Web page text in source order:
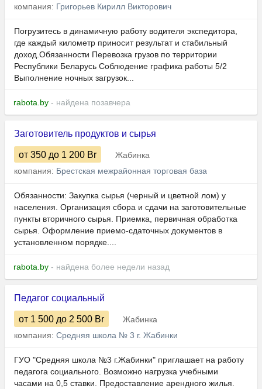
компания: Григорьев Кирилл Викторович
Погрузитесь в динамичную работу водителя экспедитора,
где каждый километр приносит результат и стабильный
доход.Обязанности Перевозка грузов по территории
Республики Беларусь Соблюдение графика работы 5/2
Выполнение ночных загрузок...
rabota.by - найдена позавчера
Заготовитель продуктов и сырья
от 350 до 1 200 Br
Жабинка
компания: Брестская межрайонная торговая база
Обязанности: Закупка сырья (черный и цветной лом) у
населения. Организация сбора и сдачи на заготовительные
пункты вторичного сырья. Приемка, первичная обработка
сырья. Оформление приемо-сдаточных документов в
установленном порядке....
rabota.by - найдена более недели назад
Педагог социальный
от 1 500 до 2 500 Br
Жабинка
компания: Средняя школа № 3 г. Жабинки
ГУО "Средняя школа №3 г.Жабинки" приглашает на работу
педагога социального. Возможно нагрузка учебными
часами на 0,5 ставки. Предоставление арендного жилья.